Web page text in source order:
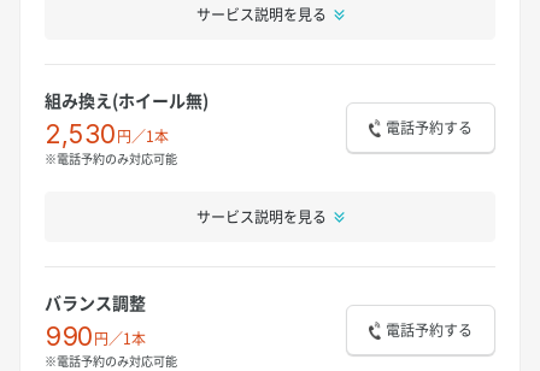
サービス説明を見る
組み換え(ホイール無)
2,530円／1本
※電話予約のみ対応可能
電話予約する
サービス説明を見る
バランス調整
990円／1本
※電話予約のみ対応可能
電話予約する